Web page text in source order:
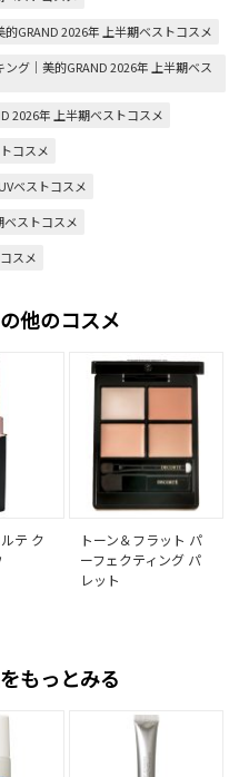
GRAND 2026年 上半期ベストコスメ
グ｜美的GRAND 2026年 上半期ベス
2026年 上半期ベストコスメ
コスメ
ベストコスメ
ベストコスメ
スメ
他のコスメ
テ ク
トーン＆フラット パ
ーフェクティング パ
レット
もっとみる